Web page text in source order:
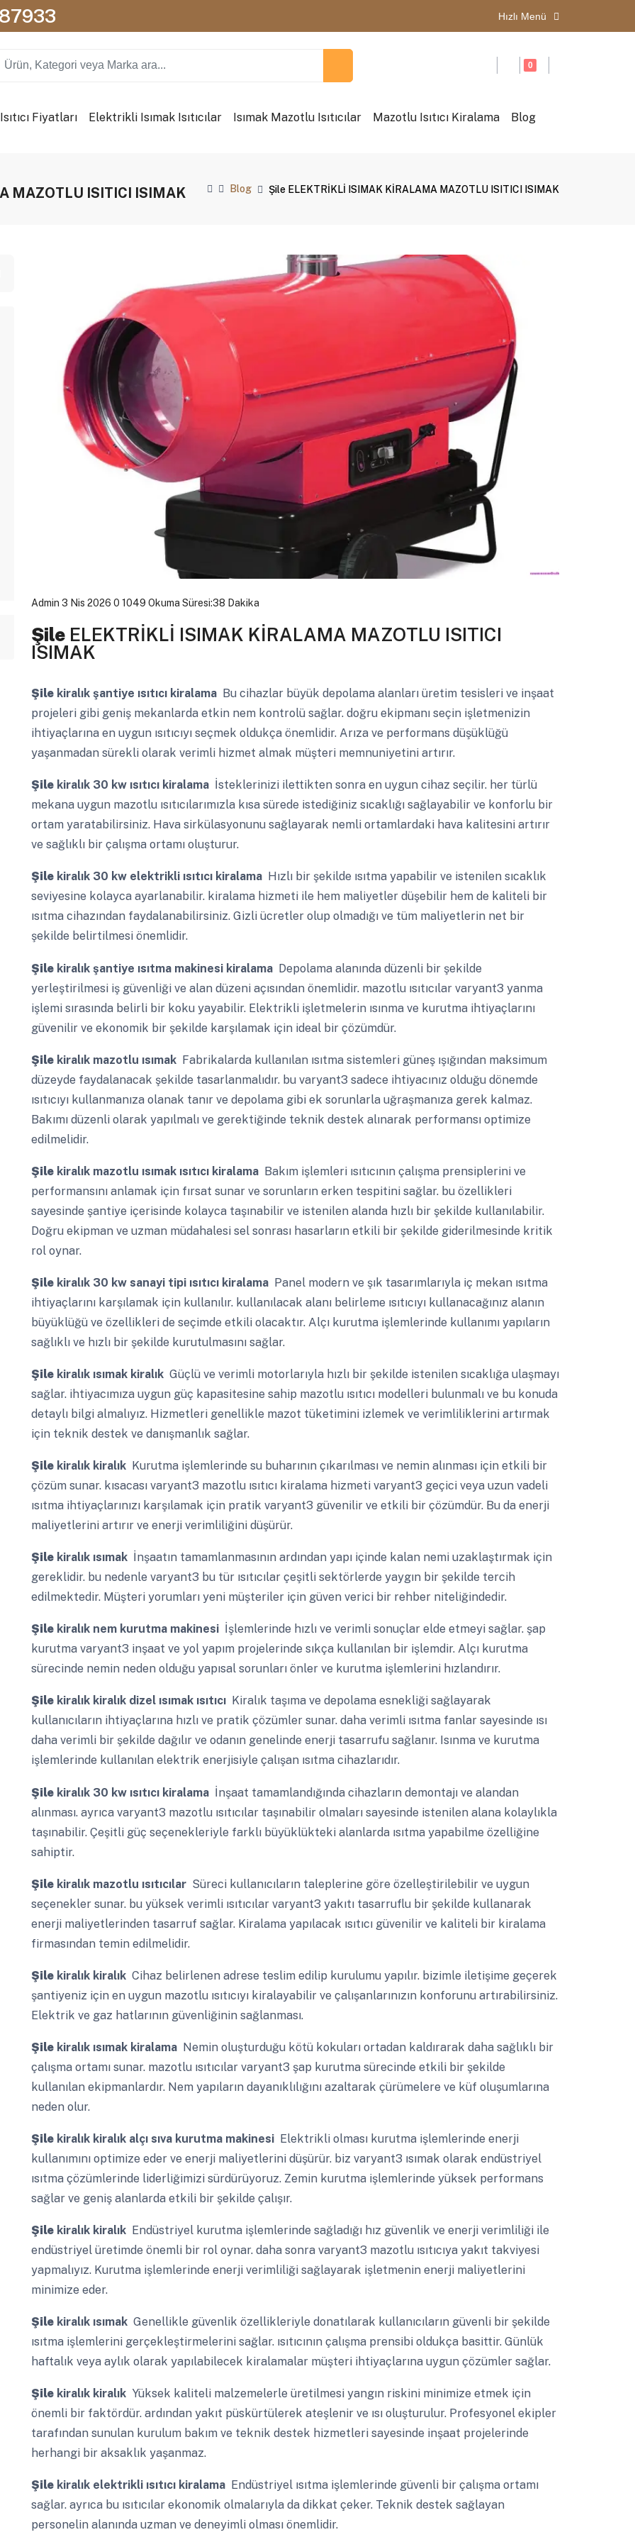
Hızlı Menü
0
Fiyatları Elektrikli Isımak Isıtıcılar Isımak Mazotlu Isıtıcılar Mazotlu Isıtıcı Kiralama Blog
MAZOTLU ISITICI ISIMAK Blog Şile ELEKTRİKLİ ISIMAK KİRALAMA MAZOTLU ISITICI ISIMAK
Admin 3 Nis 2026 0 1049 Okuma Süresi:38 Dakika
ŞileELEKTRİKLİ ISIMAK KİRALAMA MAZOTLU ISITICI
ISIMAK
Şilekiralık şantiye ısıtıcı kiralamaBu cihazlar büyük depolama alanları üretim tesisleri ve inşaat
projeleri gibi geniş mekanlarda etkin nem kontrolü sağlar. doğru ekipmanı seçin işletmenizin
ihtiyaçlarına en uygun ısıtıcıyı seçmek oldukça önemlidir. Arıza ve performans düşüklüğü
yaşanmadan sürekli olarak verimli hizmet almak müşteri memnuniyetini artırır.
Şilekiralık 30 kw ısıtıcı kiralamaİsteklerinizi ilettikten sonra en uygun cihaz seçilir. her türlü
mekana uygun mazotlu ısıtıcılarımızla kısa sürede istediğiniz sıcaklığı sağlayabilir ve konforlu bir
ortam yaratabilirsiniz. Hava sirkülasyonunu sağlayarak nemli ortamlardaki hava kalitesini artırır
ve sağlıklı bir çalışma ortamı oluşturur.
Şilekiralık 30 kw elektrikli ısıtıcı kiralamaHızlı bir şekilde ısıtma yapabilir ve istenilen sıcaklık
seviyesine kolayca ayarlanabilir. kiralama hizmeti ile hem maliyetler düşebilir hem de kaliteli bir
ısıtma cihazından faydalanabilirsiniz. Gizli ücretler olup olmadığı ve tüm maliyetlerin net bir
şekilde belirtilmesi önemlidir.
Şilekiralık şantiye ısıtma makinesi kiralamaDepolama alanında düzenli bir şekilde
yerleştirilmesi iş güvenliği ve alan düzeni açısından önemlidir. mazotlu ısıtıcılar varyant3 yanma
işlemi sırasında belirli bir koku yayabilir. Elektrikli işletmelerin ısınma ve kurutma ihtiyaçlarını
güvenilir ve ekonomik bir şekilde karşılamak için ideal bir çözümdür.
Şilekiralık mazotlu ısımakFabrikalarda kullanılan ısıtma sistemleri güneş ışığından maksimum
düzeyde faydalanacak şekilde tasarlanmalıdır. bu varyant3 sadece ihtiyacınız olduğu dönemde
ısıtıcıyı kullanmanıza olanak tanır ve depolama gibi ek sorunlarla uğraşmanıza gerek kalmaz.
Bakımı düzenli olarak yapılmalı ve gerektiğinde teknik destek alınarak performansı optimize
edilmelidir.
Şilekiralık mazotlu ısımak ısıtıcı kiralamaBakım işlemleri ısıtıcının çalışma prensiplerini ve
performansını anlamak için fırsat sunar ve sorunların erken tespitini sağlar. bu özellikleri
sayesinde şantiye içerisinde kolayca taşınabilir ve istenilen alanda hızlı bir şekilde kullanılabilir.
Doğru ekipman ve uzman müdahalesi sel sonrası hasarların etkili bir şekilde giderilmesinde kritik
rol oynar.
Şilekiralık 30 kw sanayi tipi ısıtıcı kiralamaPanel modern ve şık tasarımlarıyla iç mekan ısıtma
ihtiyaçlarını karşılamak için kullanılır. kullanılacak alanı belirleme ısıtıcıyı kullanacağınız alanın
büyüklüğü ve özellikleri de seçimde etkili olacaktır. Alçı kurutma işlemlerinde kullanımı yapıların
sağlıklı ve hızlı bir şekilde kurutulmasını sağlar.
Şilekiralık ısımak kiralıkGüçlü ve verimli motorlarıyla hızlı bir şekilde istenilen sıcaklığa ulaşmayı
sağlar. ihtiyacımıza uygun güç kapasitesine sahip mazotlu ısıtıcı modelleri bulunmalı ve bu konuda
detaylı bilgi almalıyız. Hizmetleri genellikle mazot tüketimini izlemek ve verimliliklerini artırmak
için teknik destek ve danışmanlık sağlar.
Şilekiralık kiralıkKurutma işlemlerinde su buharının çıkarılması ve nemin alınması için etkili bir
çözüm sunar. kısacası varyant3 mazotlu ısıtıcı kiralama hizmeti varyant3 geçici veya uzun vadeli
ısıtma ihtiyaçlarınızı karşılamak için pratik varyant3 güvenilir ve etkili bir çözümdür. Bu da enerji
maliyetlerini artırır ve enerji verimliliğini düşürür.
Şilekiralık ısımakİnşaatın tamamlanmasının ardından yapı içinde kalan nemi uzaklaştırmak için
gereklidir. bu nedenle varyant3 bu tür ısıtıcılar çeşitli sektörlerde yaygın bir şekilde tercih
edilmektedir. Müşteri yorumları yeni müşteriler için güven verici bir rehber niteliğindedir.
Şilekiralık nem kurutma makinesiİşlemlerinde hızlı ve verimli sonuçlar elde etmeyi sağlar. şap
kurutma varyant3 inşaat ve yol yapım projelerinde sıkça kullanılan bir işlemdir. Alçı kurutma
sürecinde nemin neden olduğu yapısal sorunları önler ve kurutma işlemlerini hızlandırır.
Şilekiralık kiralık dizel ısımak ısıtıcıKiralık taşıma ve depolama esnekliği sağlayarak
kullanıcıların ihtiyaçlarına hızlı ve pratik çözümler sunar. daha verimli ısıtma fanlar sayesinde ısı
daha verimli bir şekilde dağılır ve odanın genelinde enerji tasarrufu sağlanır. Isınma ve kurutma
işlemlerinde kullanılan elektrik enerjisiyle çalışan ısıtma cihazlarıdır.
Şilekiralık 30 kw ısıtıcı kiralamaİnşaat tamamlandığında cihazların demontajı ve alandan
alınması. ayrıca varyant3 mazotlu ısıtıcılar taşınabilir olmaları sayesinde istenilen alana kolaylıkla
taşınabilir. Çeşitli güç seçenekleriyle farklı büyüklükteki alanlarda ısıtma yapabilme özelliğine
sahiptir.
Şilekiralık mazotlu ısıtıcılarSüreci kullanıcıların taleplerine göre özelleştirilebilir ve uygun
seçenekler sunar. bu yüksek verimli ısıtıcılar varyant3 yakıtı tasarruflu bir şekilde kullanarak
enerji maliyetlerinden tasarruf sağlar. Kiralama yapılacak ısıtıcı güvenilir ve kaliteli bir kiralama
firmasından temin edilmelidir.
Şilekiralık kiralıkCihaz belirlenen adrese teslim edilip kurulumu yapılır. bizimle iletişime geçerek
şantiyeniz için en uygun mazotlu ısıtıcıyı kiralayabilir ve çalışanlarınızın konforunu artırabilirsiniz.
Elektrik ve gaz hatlarının güvenliğinin sağlanması.
Şilekiralık ısımak kiralamaNemin oluşturduğu kötü kokuları ortadan kaldırarak daha sağlıklı bir
çalışma ortamı sunar. mazotlu ısıtıcılar varyant3 şap kurutma sürecinde etkili bir şekilde
kullanılan ekipmanlardır. Nem yapıların dayanıklılığını azaltarak çürümelere ve küf oluşumlarına
neden olur.
Şilekiralık kiralık alçı sıva kurutma makinesiElektrikli olması kurutma işlemlerinde enerji
kullanımını optimize eder ve enerji maliyetlerini düşürür. biz varyant3 ısımak olarak endüstriyel
ısıtma çözümlerinde liderliğimizi sürdürüyoruz. Zemin kurutma işlemlerinde yüksek performans
sağlar ve geniş alanlarda etkili bir şekilde çalışır.
Şilekiralık kiralıkEndüstriyel kurutma işlemlerinde sağladığı hız güvenlik ve enerji verimliliği ile
endüstriyel üretimde önemli bir rol oynar. daha sonra varyant3 mazotlu ısıtıcıya yakıt takviyesi
yapmalıyız. Kurutma işlemlerinde enerji verimliliği sağlayarak işletmenin enerji maliyetlerini
minimize eder.
Şilekiralık ısımakGenellikle güvenlik özellikleriyle donatılarak kullanıcıların güvenli bir şekilde
ısıtma işlemlerini gerçekleştirmelerini sağlar. ısıtıcının çalışma prensibi oldukça basittir. Günlük
haftalık veya aylık olarak yapılabilecek kiralamalar müşteri ihtiyaçlarına uygun çözümler sağlar.
Şilekiralık kiralıkYüksek kaliteli malzemelerle üretilmesi yangın riskini minimize etmek için
önemli bir faktördür. ardından yakıt püskürtülerek ateşlenir ve ısı oluşturulur. Profesyonel ekipler
tarafından sunulan kurulum bakım ve teknik destek hizmetleri sayesinde inşaat projelerinde
herhangi bir aksaklık yaşanmaz.
Şilekiralık elektrikli ısıtıcı kiralamaEndüstriyel ısıtma işlemlerinde güvenli bir çalışma ortamı
sağlar. ayrıca bu ısıtıcılar ekonomik olmalarıyla da dikkat çeker. Teknik destek sağlayan
personelin alanında uzman ve deneyimli olması önemlidir.